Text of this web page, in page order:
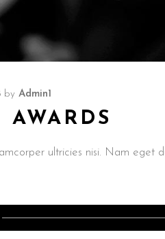
by Admin1
ultricies nisi. Nam eget